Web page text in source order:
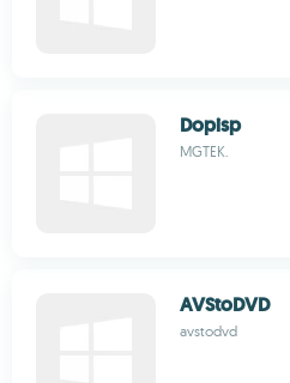
Dopisp
MGTEK.
AVStoDVD
avstodvd